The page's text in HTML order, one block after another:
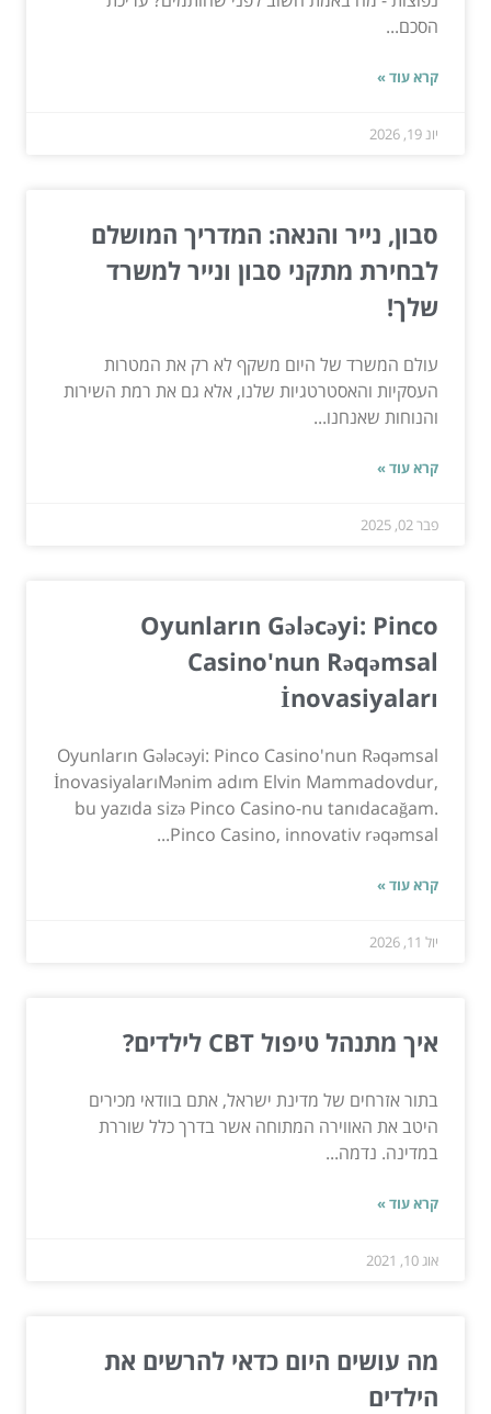
הסכם...
קרא עוד »
יונ 19, 2026
סבון, נייר והנאה: המדריך המושלם
לבחירת מתקני סבון ונייר למשרד
שלך!
עולם המשרד של היום משקף לא רק את המטרות
העסקיות והאסטרטגיות שלנו, אלא גם את רמת השירות
והנוחות שאנחנו...
קרא עוד »
פבר 02, 2025
Oyunların Gələcəyi: Pinco
Casino'nun Rəqəmsal
İnovasiyaları
Oyunların Gələcəyi: Pinco Casino'nun Rəqəmsal
İnovasiyalarıMənim adım Elvin Mammadovdur,
bu yazıda sizə Pinco Casino-nu tanıdacağam.
Pinco Casino, innovativ rəqəmsal...
קרא עוד »
יול 11, 2026
איך מתנהל טיפול CBT לילדים?
בתור אזרחים של מדינת ישראל, אתם בוודאי מכירים
היטב את האווירה המתוחה אשר בדרך כלל שוררת
במדינה. נדמה...
קרא עוד »
אוג 10, 2021
מה עושים היום כדאי להרשים את
הילדים